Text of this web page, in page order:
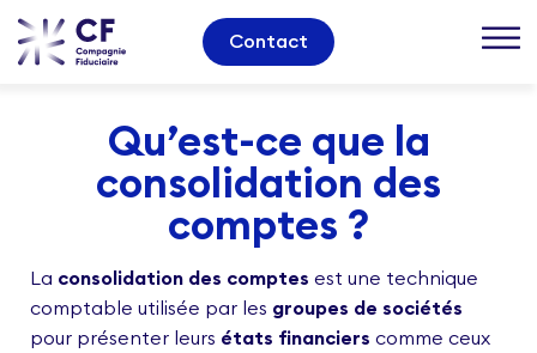
Contact
Qu’est-ce que la
consolidation des
comptes ?
La consolidation des comptes est une technique
comptable utilisée par les groupes de sociétés
pour présenter leurs états financiers comme ceux